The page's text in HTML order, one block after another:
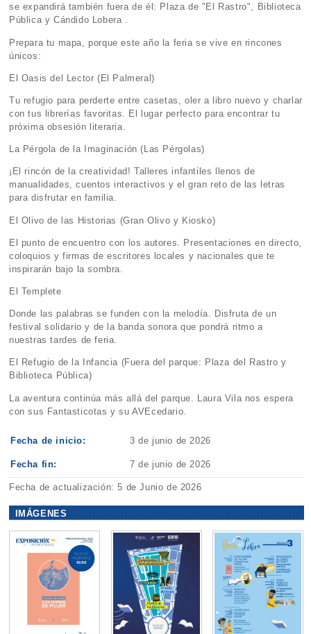
se expandirá también fuera de él: Plaza de "El Rastro", Biblioteca
Pública y Cándido Lobera .
Prepara tu mapa, porque este año la feria se vive en rincones
únicos:
El Oasis del Lector (El Palmeral)
Tu refugio para perderte entre casetas, oler a libro nuevo y charlar
con tus librerías favoritas. El lugar perfecto para encontrar tu
próxima obsesión literaria.
La Pérgola de la Imaginación (Las Pérgolas)
¡El rincón de la creatividad! Talleres infantiles llenos de
manualidades, cuentos interactivos y el gran reto de las letras
para disfrutar en familia.
El Olivo de las Historias (Gran Olivo y Kiosko)
El punto de encuentro con los autores. Presentaciones en directo,
coloquios y firmas de escritores locales y nacionales que te
inspirarán bajo la sombra.
El Templete
Donde las palabras se funden con la melodía. Disfruta de un
festival solidario y de la banda sonora que pondrá ritmo a
nuestras tardes de feria.
El Refugio de la Infancia (Fuera del parque: Plaza del Rastro y
Biblioteca Pública)
La aventura continúa más allá del parque. Laura Vila nos espera
con sus Fantasticotas y su AVEcedario.
Fecha de inicio: 3 de junio de 2026
Fecha fin: 7 de junio de 2026
Fecha de actualización: 5 de Junio de 2026
IMÁGENES